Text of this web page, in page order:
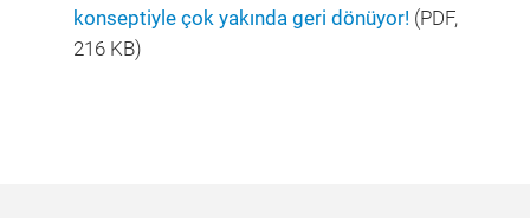
konseptiyle çok yakında geri dönüyor! (PDF,
216 KB)